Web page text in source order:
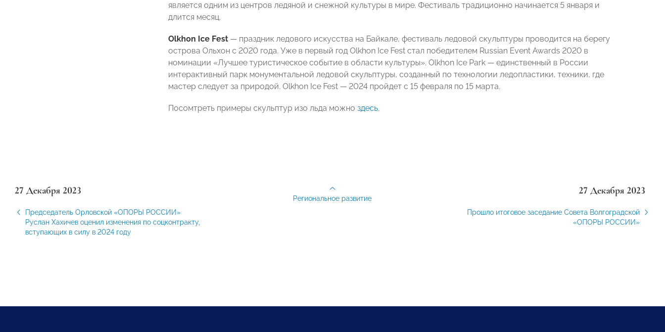
является одним из центров ледяной и снежной культуры в мире. Фестиваль традиционно начинается 5 января и
длится месяц.
Olkhon Ice Fest — праздник ледового искусства на Байкале, фестиваль ледовой скульптуры проводится на берегу
острова Ольхон с 2020 года. Уже в первый год Olkhon Ice Fest стал победителем Russian Event Awards 2020 в
номинации «Лучшее туристическое событие в области культуры». Olkhon Ice Park — единственный в России
интерактивный парк монументальной ледовой скульптуры, созданный по технологии ледопластики, техники, где
мастер следует за природой. Olkhon Ice Fest — 2024 пройдет с 15 февраля по 15 марта.
Посомтреть примеры скульптур изо льда можно здесь.
27 Декабря 2023
Председатель Орловской «ОПОРЫ РОССИИ»
Руслан Хахичев оценил изменения по соцконтракту,
вступающих в силу в 2024 году
27 Декабря 2023
Прошло итоговое заседание Совета Волгоградской
«ОПОРЫ РОССИИ»
Региональное развитие